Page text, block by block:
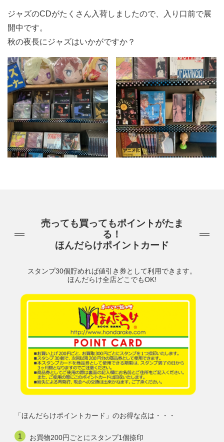
ジャズのCDがたくさん入荷しましたので、入り口前で展
開中です。
秋の夜長にジャズはいかがですか？
売っても買ってもポイントがたま
る！
ほんだらけポイントカード
スタンプ30個貯めれば値引き券として利用できます。
ほんだらけ全店どこでもOK!
「ほんだらけポイントカード」のお得な点は・・・
お買物200円ごとにスタンプ1個捺印